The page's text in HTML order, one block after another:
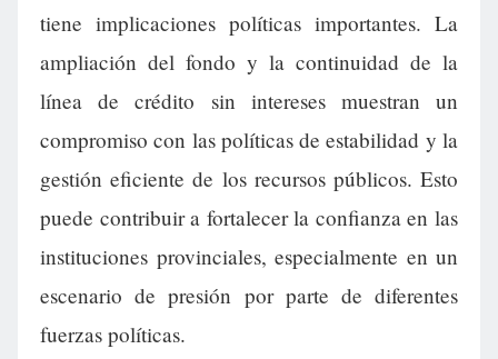
tiene implicaciones políticas importantes. La
ampliación del fondo y la continuidad de la
línea de crédito sin intereses muestran un
compromiso con las políticas de estabilidad y la
gestión eficiente de los recursos públicos. Esto
puede contribuir a fortalecer la confianza en las
instituciones provinciales, especialmente en un
escenario de presión por parte de diferentes
fuerzas políticas.